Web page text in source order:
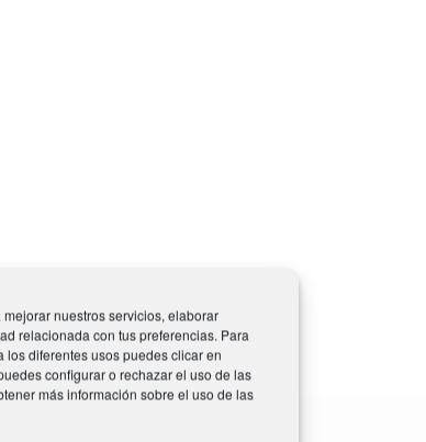
nuestros servicios, elaborar
relacionada con tus preferencias. Para
diferentes usos puedes clicar en
configurar o rechazar el uso de las
más información sobre el uso de las
180 cm, 190 cm, 200 cm